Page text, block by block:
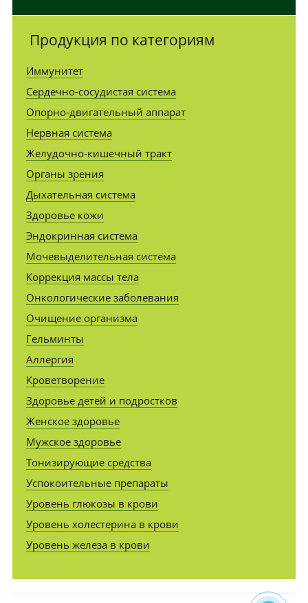
Продукция по категориям
Иммунитет
Сердечно-сосудистая система
Опорно-двигательный аппарат
Нервная система
Желудочно-кишечный тракт
Органы зрения
Дыхательная система
Здоровье кожи
Эндокринная система
Мочевыделительная система
Коррекция массы тела
Онкологические заболевания
Очищение организма
Гельминты
Аллергия
Кроветворение
Здоровье детей и подростков
Женское здоровье
Мужское здоровье
Тонизирующие средства
Успокоительные препараты
Уровень глюкозы в крови
Уровень холестерина в крови
Уровень железа в крови